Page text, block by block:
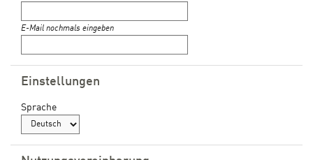
E-Mail nochmals eingeben
Einstellungen
Sprache